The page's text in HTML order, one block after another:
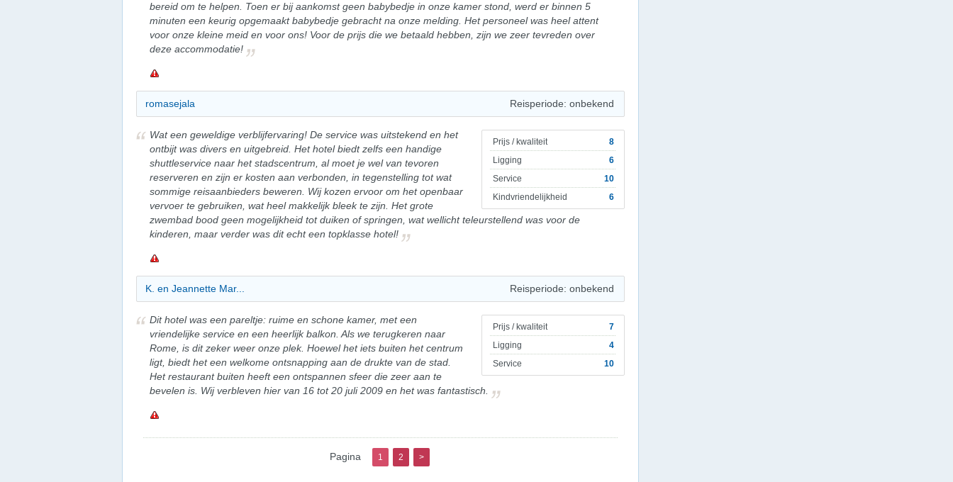
bereid om te helpen. Toen er bij aankomst geen babybedje in onze kamer stond, werd er binnen 5
minuten een keurig opgemaakt babybedje gebracht na onze melding. Het personeel was heel attent
voor onze kleine meid en voor ons! Voor de prijs die we betaald hebben, zijn we zeer tevreden over
deze accommodatie!
romasejala Reisperiode: onbekend
Prijs / kwaliteit
8
Ligging
6
Service
10
Kindvriendelijkheid
6
Wat een geweldige verblijfervaring! De service was uitstekend en het
ontbijt was divers en uitgebreid. Het hotel biedt zelfs een handige
shuttleservice naar het stadscentrum, al moet je wel van tevoren
reserveren en zijn er kosten aan verbonden, in tegenstelling tot wat
sommige reisaanbieders beweren. Wij kozen ervoor om het openbaar
vervoer te gebruiken, wat heel makkelijk bleek te zijn. Het grote
zwembad bood geen mogelijkheid tot duiken of springen, wat wellicht teleurstellend was voor de
kinderen, maar verder was dit echt een topklasse hotel!
K. en Jeannette Mar... Reisperiode: onbekend
Prijs / kwaliteit
7
Ligging
4
Service
10
Dit hotel was een pareltje: ruime en schone kamer, met een
vriendelijke service en een heerlijk balkon. Als we terugkeren naar
Rome, is dit zeker weer onze plek. Hoewel het iets buiten het centrum
ligt, biedt het een welkome ontsnapping aan de drukte van de stad.
Het restaurant buiten heeft een ontspannen sfeer die zeer aan te
bevelen is. Wij verbleven hier van 16 tot 20 juli 2009 en het was fantastisch.
Pagina 1 2 >